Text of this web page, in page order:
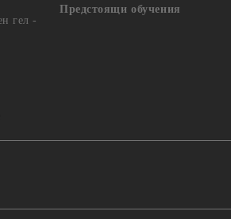
гел -
Предстоящи обучения